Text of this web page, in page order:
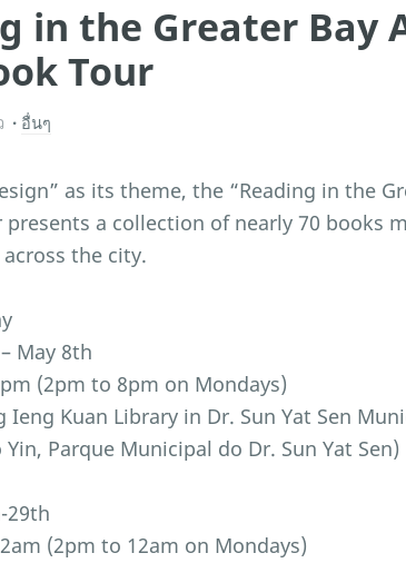
in the Greater Bay
Tour
อื่นๆ
as its theme, the “Reading in the
presents a collection of nearly 70 books
the city.
May 8th
(2pm to 8pm on Mondays)
Kuan Library in Dr. Sun Yat Sen
Parque Municipal do Dr. Sun Yat Sen)
29th
(2pm to 12am on Mondays)